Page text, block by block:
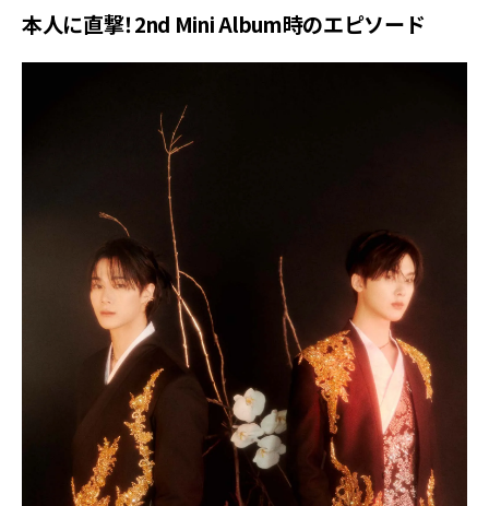
本人に直撃！2nd Mini Album時のエピソード